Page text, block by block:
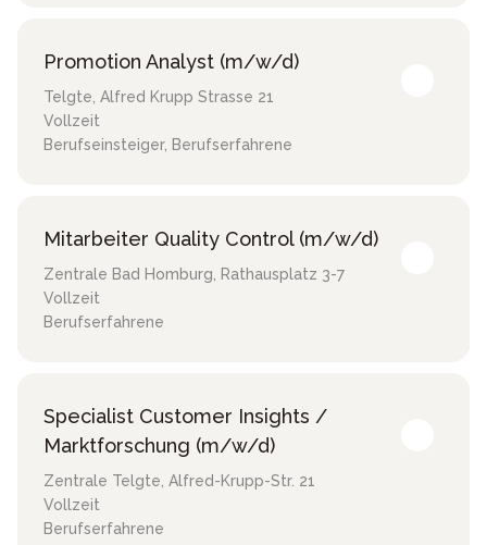
Promotion Analyst (m/w/d)
Telgte, Alfred Krupp Strasse 21
Vollzeit
Berufseinsteiger, Berufserfahrene
Mitarbeiter Quality Control (m/w/d)
Zentrale Bad Homburg, Rathausplatz 3-7
Vollzeit
Berufserfahrene
Specialist Customer Insights /
Marktforschung (m/w/d)
Zentrale Telgte, Alfred-Krupp-Str. 21
Vollzeit
Berufserfahrene